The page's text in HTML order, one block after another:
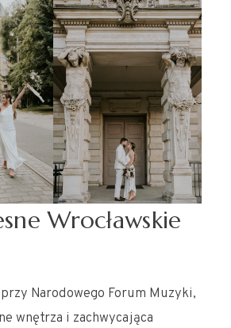
Wrocławskie
Narodowego Forum Muzyki,
wnętrza i zachwycająca